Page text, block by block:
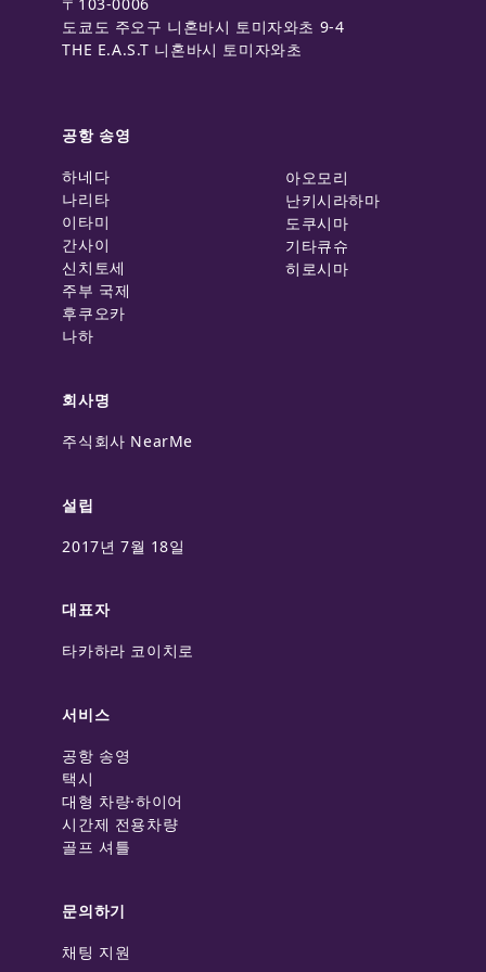
도쿄도 주오구 니혼바시 토미자와초 9-4
THE E.A.S.T 니혼바시 토미자와초
공항 송영
하네다
나리타
이타미
간사이
신치토세
주부 국제
후쿠오카
나하
회사명
주식회사 NearMe
설립
2017년 7월 18일
대표자
타카하라 코이치로
서비스
공항 송영
택시
대형 차량·하이어
시간제 전용차량
골프 셔틀
문의하기
채팅 지원
아오모리
난키시라하마
도쿠시마
기타큐슈
히로시마